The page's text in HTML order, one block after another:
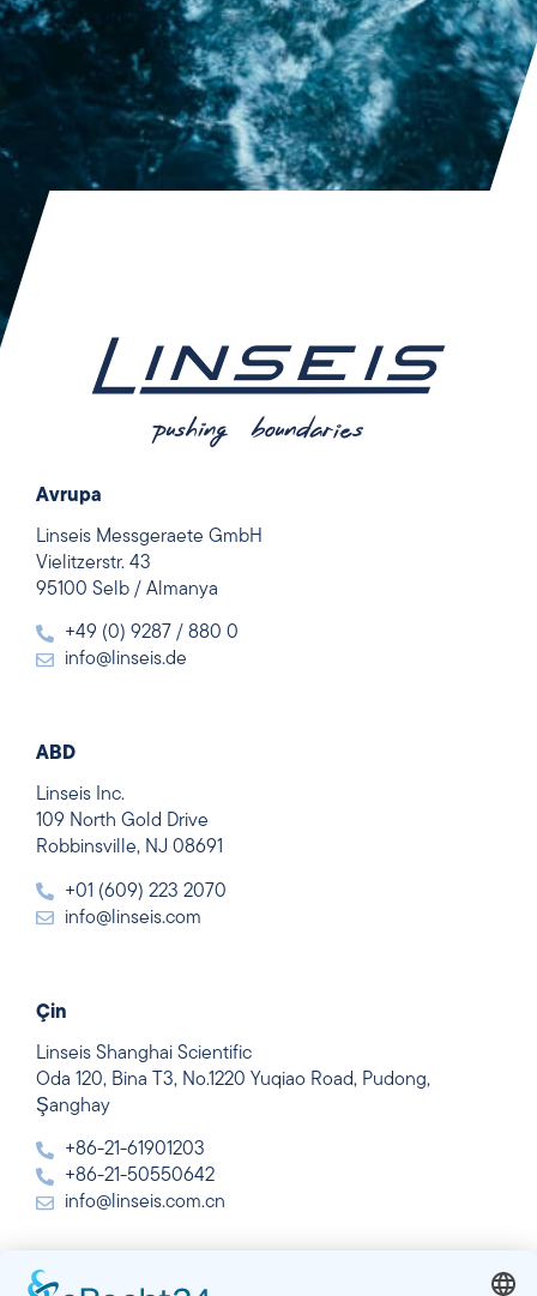
Avrupa
Linseis Messgeraete GmbH
Vielitzerstr. 43
95100 Selb / Almanya
+49 (0) 9287 / 880 0
info@linseis.de
ABD
Linseis Inc.
109 North Gold Drive
Robbinsville, NJ 08691
+01 (609) 223 2070
info@linseis.com
Çin
Linseis Shanghai Scientific
Oda 120, Bina T3, No.1220 Yuqiao Road, Pudong,
Şanghay
+86-21-61901203
+86-21-50550642
info@linseis.com.cn